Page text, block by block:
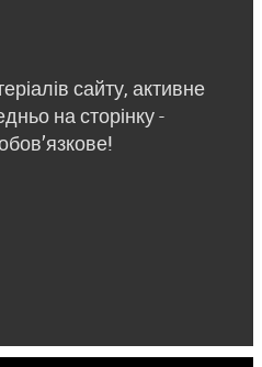
сайту, активне
на сторінку -